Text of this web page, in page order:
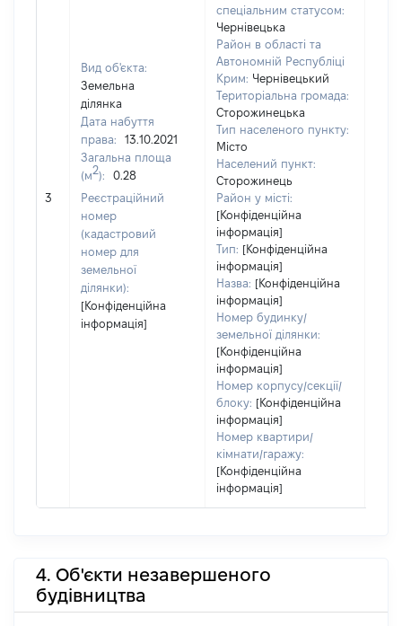
3
Вид об'єкта:
Земельна
ділянка
Дата набуття
права:
13.10.2021
Загальна площа
(м2):
0.28
Реєстраційний
номер
(кадастровий
номер для
земельної
ділянки):
[Конфіденційна
інформація]
спеціальним статусом:
Чернівецька
Район в області та
Автономній Республіці
Крим: Чернівецький
Територіальна громада:
Сторожинецька
Тип населеного пункту:
Місто
Населений пункт:
Сторожинець
Район у місті:
[Конфіденційна
інформація]
Тип: [Конфіденційна
інформація]
Назва: [Конфіденційна
інформація]
Номер будинку/
земельної ділянки:
[Конфіденційна
інформація]
Номер корпусу/секції/
блоку: [Конфіденційна
інформація]
Номер квартири/
кімнати/гаражу:
[Конфіденційна
інформація]
4. Об'єкти незавершеного
будівництва